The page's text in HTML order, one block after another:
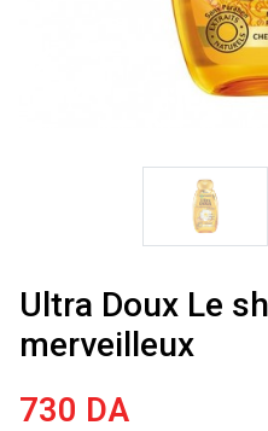
Ultra Doux Le
merveilleux
730 DA